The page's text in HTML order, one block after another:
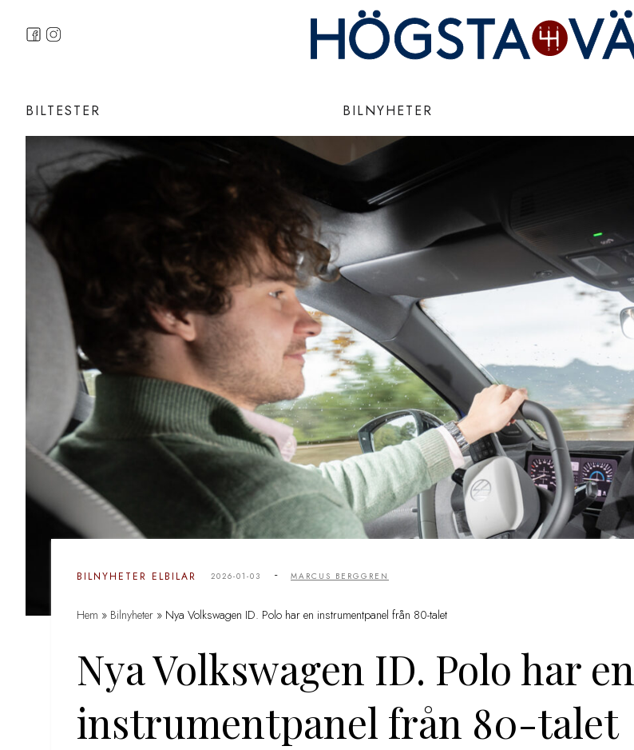
BILTESTER BILNYHETER
BILNYHETER ELBILAR 2026-01-03 - MARCUS BERGGREN
Hem » Bilnyheter » Nya Volkswagen ID. Polo har en instrumentpanel från 80-talet
Nya Volkswagen ID. Polo har en
instrumentpanel från 80-talet